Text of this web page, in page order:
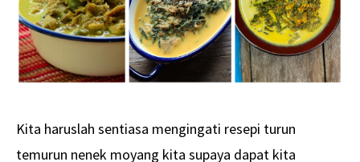
Kita haruslah sentiasa mengingati resepi turun
temurun nenek moyang kita supaya dapat kita